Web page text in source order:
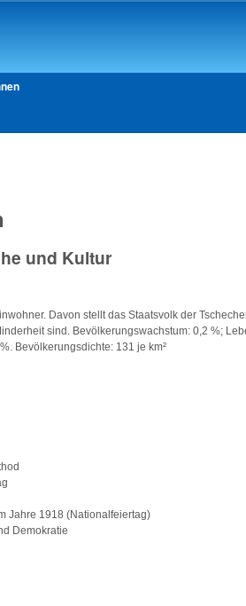
und Kultur
Davon stellt das Staatsvolk der
sind. Bevölkerungswachstum: 0,2 %;
Bevölkerungsdichte: 131 je km²
Jahre 1918 (Nationalfeiertag)
Demokratie